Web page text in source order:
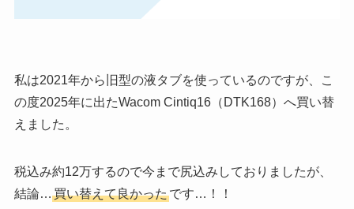
私は2021年から旧型の液タブを使っているのですが、こ
の度2025年に出たWacom Cintiq16（DTK168）へ買い替
えました。
税込み約12万するので今まで尻込みしておりましたが、
結論… 買い替えて良かったです…！！